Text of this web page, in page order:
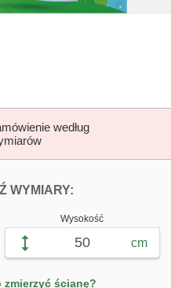
według
WYMIARY:
Wysokość
cm
zmierzyć ścianę?